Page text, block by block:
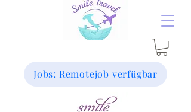
Jobs: Remotejob verfügbar